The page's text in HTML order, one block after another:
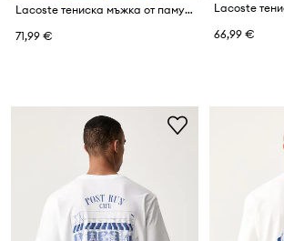
Lacoste тениска мъжка от памук
71,99 €
66,99 €